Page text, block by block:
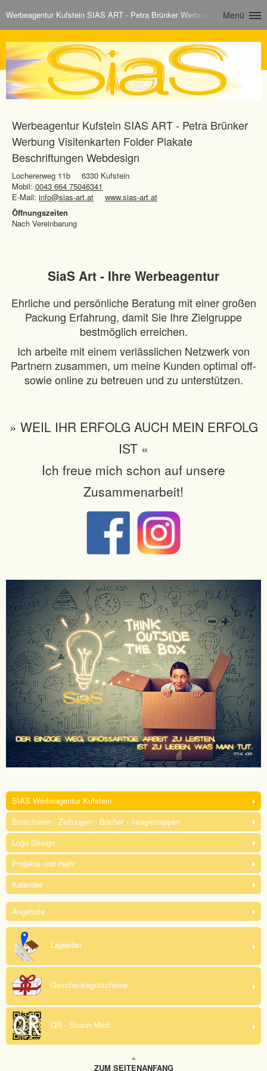
Werbeagentur Kufstein SIAS ART - Petra Brünker Werbung Visitenkarten
Menü
Werbeagentur Kufstein SIAS ART - Petra Brünker
Werbung Visitenkarten Folder Plakate
Beschriftungen Webdesign
Lochererweg 11b
6330 Kufstein
Mobil: 0043 664 75046341
E-Mail: info@sias-art.at
www.sias-art.at
Öffnungszeiten
Nach Vereinbarung
SiaS Art - Ihre Werbeagentur
Ehrliche und persönliche Beratung mit einer großen
Packung Erfahrung, damit Sie Ihre Zielgruppe
bestmöglich erreichen.
Ich arbeite mit einem verlässlichen Netzwerk von
Partnern zusammen, um meine Kunden optimal off-
sowie online zu betreuen und zu unterstützen.
» WEIL IHR ERFOLG AUCH MEIN ERFOLG
IST «
Ich freue mich schon auf unsere
Zusammenarbeit!
SIAS Werbeagentur Kufstein
Broschüren - Zeitungen - Bücher - Imagemappen
Logo Design
Projekte und mehr
Kalender
Angebote
Lageplan
Geschenkegutscheine
QR - Scann Mich
ZUM SEITENANFANG